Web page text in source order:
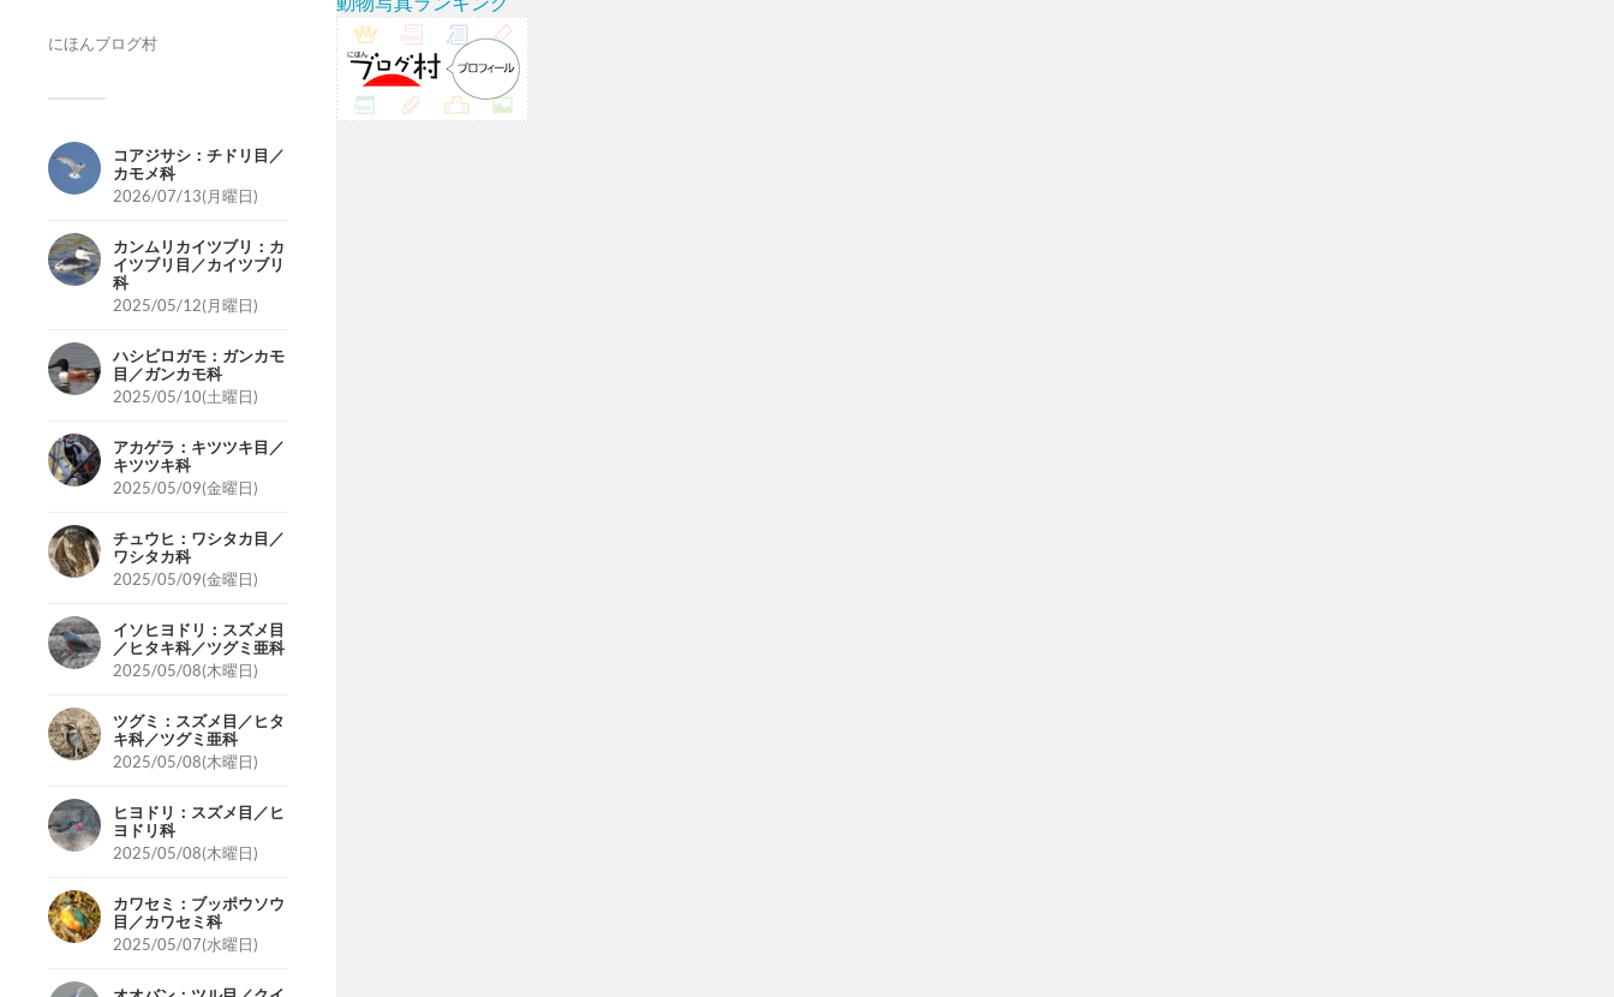
にほんブログ村
コアジサシ：チドリ目／
カモメ科
2026/07/13(月曜日)
カンムリカイツブリ：カ
イツブリ目／カイツブリ
科
2025/05/12(月曜日)
ハシビロガモ：ガンカモ
目／ガンカモ科
2025/05/10(土曜日)
アカゲラ：キツツキ目／
キツツキ科
2025/05/09(金曜日)
チュウヒ：ワシタカ目／
ワシタカ科
2025/05/09(金曜日)
イソヒヨドリ：スズメ目
／ヒタキ科／ツグミ亜科
2025/05/08(木曜日)
ツグミ：スズメ目／ヒタ
キ科／ツグミ亜科
2025/05/08(木曜日)
ヒヨドリ：スズメ目／ヒ
ヨドリ科
2025/05/08(木曜日)
カワセミ：ブッポウソウ
目／カワセミ科
2025/05/07(水曜日)